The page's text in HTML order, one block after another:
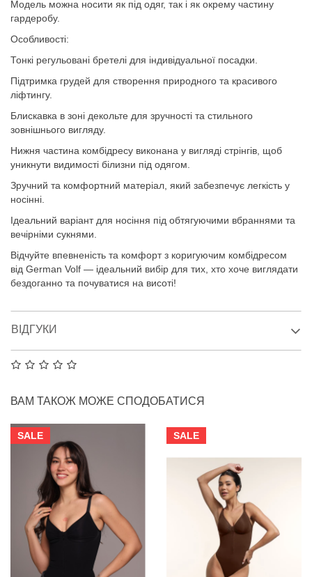
Модель можна носити як під одяг, так і як окрему частину
гардеробу.
Особливості:
Тонкі регульовані бретелі для індивідуальної посадки.
Підтримка грудей для створення природного та красивого
ліфтингу.
Блискавка в зоні декольте для зручності та стильного
зовнішнього вигляду.
Нижня частина комбідресу виконана у вигляді стрінгів, щоб
уникнути видимості білизни під одягом.
Зручний та комфортний матеріал, який забезпечує легкість у
носінні.
Ідеальний варіант для носіння під обтягуючими вбраннями та
вечірніми сукнями.
Відчуйте впевненість та комфорт з коригуючим комбідресом
від German Volf — ідеальний вибір для тих, хто хоче виглядати
бездоганно та почуватися на висоті!
ВІДГУКИ
ВАМ ТАКОЖ МОЖЕ СПОДОБАТИСЯ
SALE SALE